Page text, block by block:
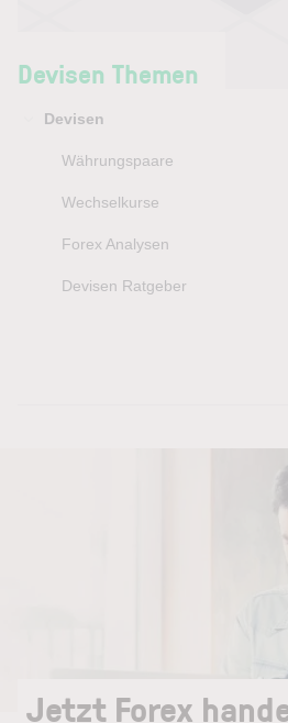
Devisen Themen
Devisen
Währungspaare
Wechselkurse
Forex Analysen
Devisen Ratgeber
Jetzt Forex